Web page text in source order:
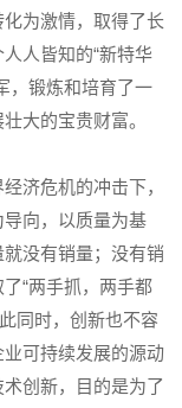
为激情，取得了长
人皆知的“新特华
，锻炼和培育了一
大的宝贵财富。
济危机的冲击下，
向，以质量为基
没有销量；没有销
“两手抓，两手都
同时，创新也不容
可持续发展的源动
创新，目的是为了